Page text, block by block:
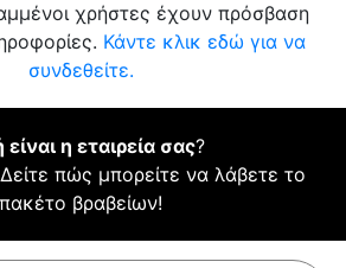
χρήστες έχουν πρόσβαση
Κάντε κλικ εδώ για να
συνδεθείτε.
η εταιρεία σας?
Δείτε πώς μπορείτε να λάβετε το
πακέτο βραβείων!